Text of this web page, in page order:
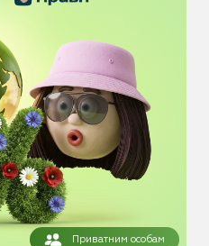
Приватним особам